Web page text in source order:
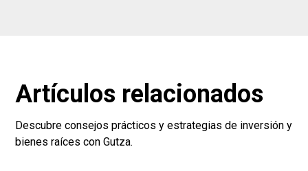
Artículos relacionados
Descubre consejos prácticos y estrategias de inversión y
bienes raíces con Gutza.